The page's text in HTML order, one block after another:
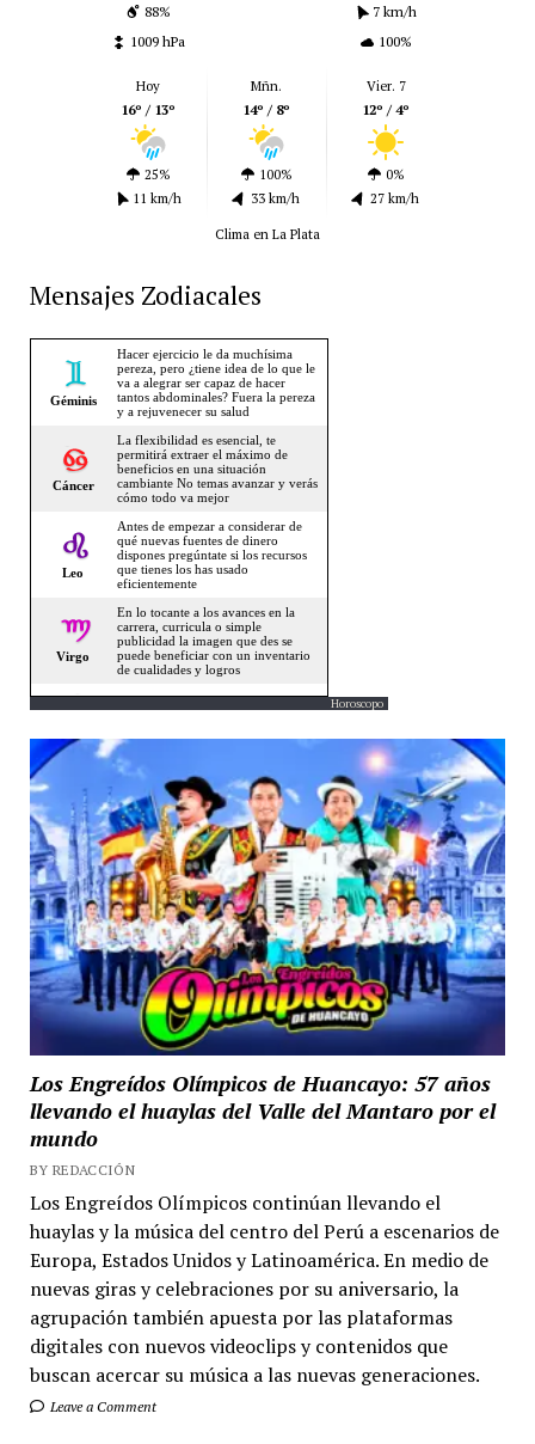
88%
7 km/h
1009 hPa
100%
Hoy
16º / 13º
25%
11 km/h
Mñn.
14º / 8º
100%
33 km/h
Vier. 7
12º / 4º
0%
27 km/h
Clima en La Plata
Mensajes Zodiacales
Horoscopo
Los Engreídos Olímpicos de Huancayo: 57 años
llevando el huaylas del Valle del Mantaro por el
mundo
BY REDACCIÓN
Los Engreídos Olímpicos continúan llevando el
huaylas y la música del centro del Perú a escenarios de
Europa, Estados Unidos y Latinoamérica. En medio de
nuevas giras y celebraciones por su aniversario, la
agrupación también apuesta por las plataformas
digitales con nuevos videoclips y contenidos que
buscan acercar su música a las nuevas generaciones.
Leave a Comment